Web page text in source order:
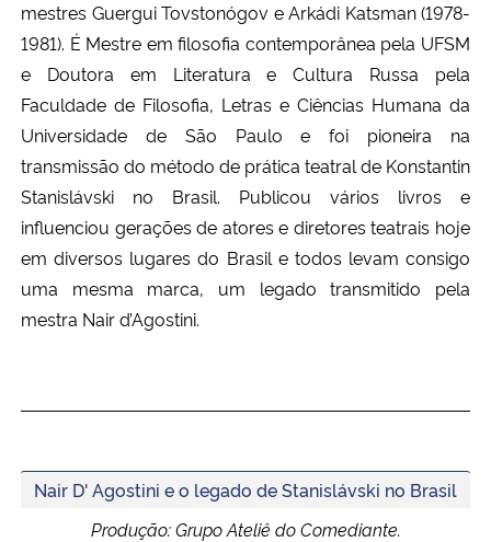
Ministério do Turismo
Ministério do Desenvolvimento Regional
Controladoria-Geral da União
Ministério da Mulher, da Família e dos Direitos Humanos
mestres Guergui Tovstonógov e Arkádi Katsman (1978-
1981). É Mestre em filosofia contemporânea pela UFSM
e Doutora em Literatura e Cultura Russa pela
Faculdade de Filosofia, Letras e Ciências Humana da
Universidade de São Paulo e foi pioneira na
transmissão do método de prática teatral de Konstantin
Stanislávski no Brasil. Publicou vários livros e
influenciou gerações de atores e diretores teatrais hoje
em diversos lugares do Brasil e todos levam consigo
uma mesma marca, um legado transmitido pela
mestra Nair d’Agostini.
Nair D' Agostini e o legado de Stanislávski no Brasil
Produção: Grupo Ateliê do Comediante.